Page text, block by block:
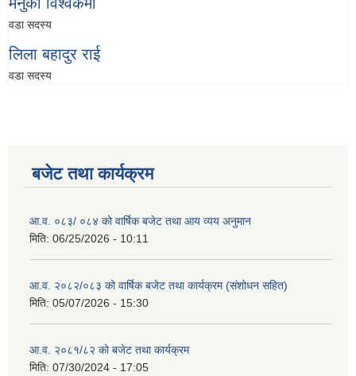
वडा सदस्य
लिला बहादुर राई
वडा सदस्य
बजेट तथा कार्यक्रम
आ.व. ०८३/ ०८४ को वार्षिक बजेट तथा आय व्यय अनुमान
मिति: 06/25/2026 - 10:11
आ.व. २०८२/०८३ को वार्षिक बजेट तथा कार्यक्रम (संशोधन सहित)
मिति: 05/07/2026 - 15:30
आ.व. २०८१/८२ को बजेट तथा कार्यक्रम
मिति: 07/30/2024 - 17:05